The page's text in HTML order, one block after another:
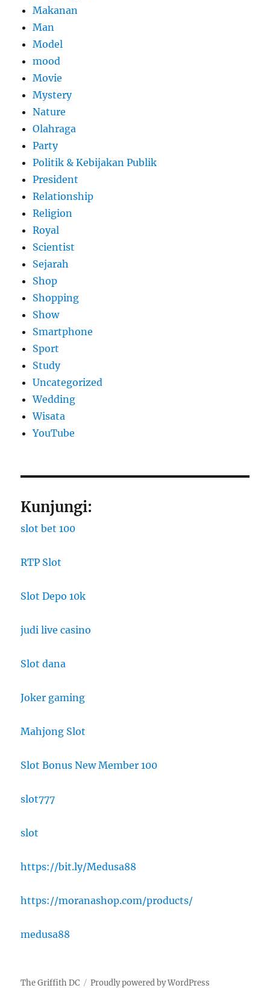
Makanan
Man
Model
mood
Movie
Mystery
Nature
Olahraga
Party
Politik & Kebijakan Publik
President
Relationship
Religion
Royal
Scientist
Sejarah
Shop
Shopping
Show
Smartphone
Sport
Study
Uncategorized
Wedding
Wisata
YouTube
Kunjungi:
slot bet 100
RTP Slot
Slot Depo 10k
judi live casino
Slot dana
Joker gaming
Mahjong Slot
Slot Bonus New Member 100
slot777
slot
https://bit.ly/Medusa88
https://moranashop.com/products/
medusa88
The Griffith DC Proudly powered by WordPress